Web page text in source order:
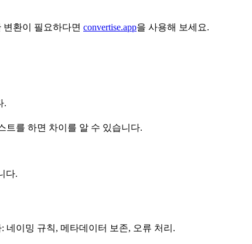
환이 필요하다면 convertise.app을 사용해 보세요.
.
트를 하면 차이를 알 수 있습니다.
다.
네이밍 규칙, 메타데이터 보존, 오류 처리.